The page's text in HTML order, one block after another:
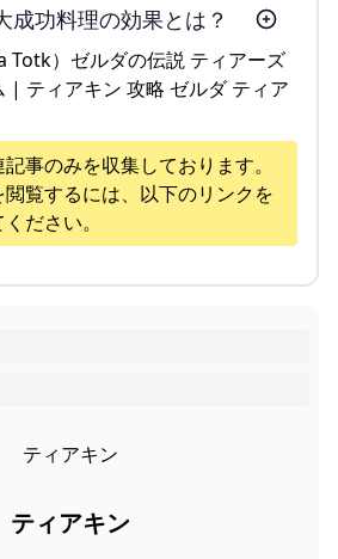
成功料理の効果とは？
Totk）ゼルダの伝説 ティアーズ
| ティアキン 攻略 ゼルダ ティア
事のみを収集しております。
閲覧するには、以下のリンクを
ださい。
ティアキン
ティアキン